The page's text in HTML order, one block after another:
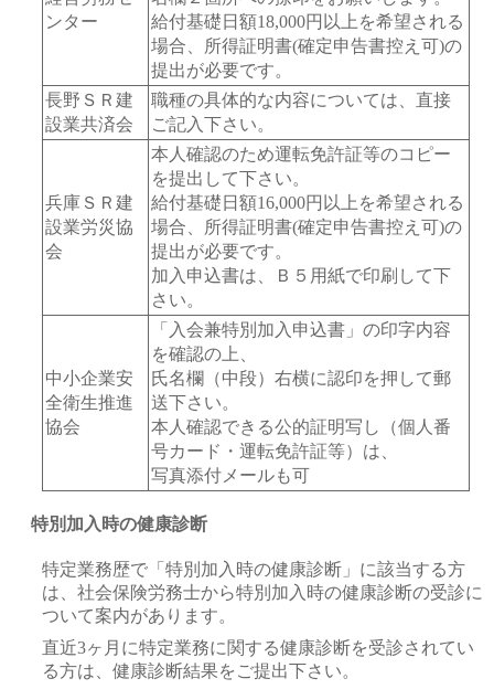
ンター
給付基礎日額18,000円以上を希望される
場合、所得証明書(確定申告書控え可)の
提出が必要です。
長野ＳＲ建
設業共済会
職種の具体的な内容については、直接
ご記入下さい。
兵庫ＳＲ建
設業労災協
会
本人確認のため運転免許証等のコピー
を提出して下さい。
給付基礎日額16,000円以上を希望される
場合、所得証明書(確定申告書控え可)の
提出が必要です。
加入申込書は、Ｂ５用紙で印刷して下
さい。
中小企業安
全衛生推進
協会
「入会兼特別加入申込書」の印字内容
を確認の上、
氏名欄（中段）右横に認印を押して郵
送下さい。
本人確認できる公的証明写し（個人番
号カード・運転免許証等）は、
写真添付メールも可
特別加入時の健康診断
特定業務歴で「特別加入時の健康診断」に該当する方
は、社会保険労務士から特別加入時の健康診断の受診に
ついて案内があります。
直近3ヶ月に特定業務に関する健康診断を受診されてい
る方は、健康診断結果をご提出下さい。